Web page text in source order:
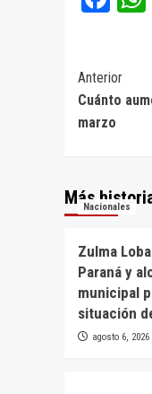
de
Anterior
Cuánto
marzo
MásNacionales
Zulma
Paraná y
municipal
situación
agosto 6, 2026